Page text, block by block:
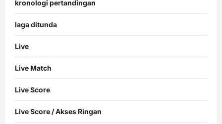
kronologi pertandingan
laga ditunda
Live
Live Match
Live Score
Live Score / Akses Ringan